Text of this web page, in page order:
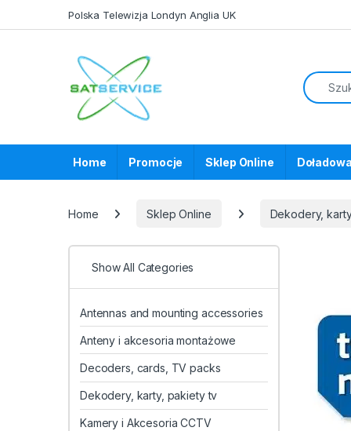
Polska Telewizja Londyn Anglia UK
Home Promocje Sklep Online
Home Sklep Online Dekodery,
Show All Categories
Antennas and mounting accessories
Anteny i akcesoria montażowe
Decoders, cards, TV packs
Dekodery, karty, pakiety tv
Kamery i Akcesoria CCTV